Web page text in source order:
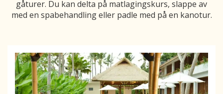
gåturer. Du kan delta på matlagingskurs, slappe av
med en spabehandling eller padle med på en kanotur.